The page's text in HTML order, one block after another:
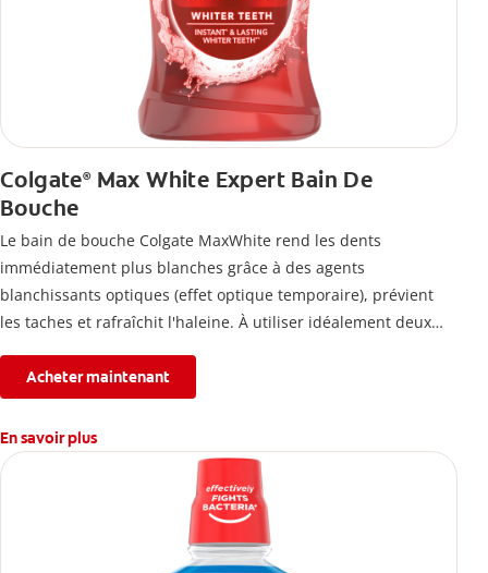
Colgate®Max White Expert Bain De
Bouche
Le bain de bouche Colgate MaxWhite rend les dents
immédiatement plus blanches grâce à des agents
blanchissants optiques (effet optique temporaire), prévient
les taches et rafraîchit l'haleine. À utiliser idéalement deux
Acheter maintenant
En savoir plus